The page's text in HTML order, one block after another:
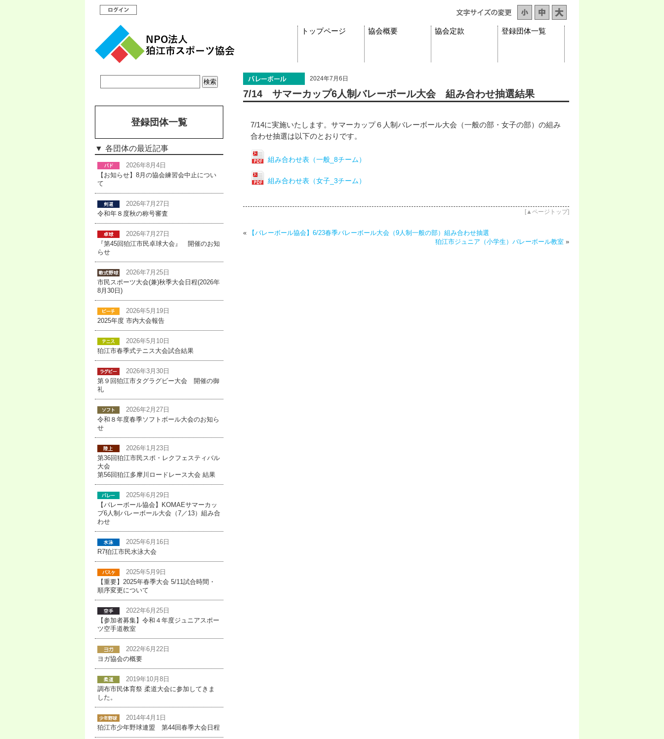
トップページ 協会概要 協会定款 登録団体一覧
2024年7月6日
7/14 サマーカップ6人制バレーボール大会 組み合わせ抽選結果
7/14に実施いたします。サマーカップ６人制バレーボール大会（一般の部・女子の部）の組み
合わせ抽選は以下のとおりです。
組み合わせ表（一般_8チーム）
組み合わせ表（女子_3チーム）
[▲ページトップ]
«
【バレーボール協会】6/23春季バレーボール大会（9人制一般の部）組み合わせ抽選
狛江市ジュニア（小学生）バレーボール教室 »
登録団体一覧
各団体の最近記事
2026年8月4日
【お知らせ】8月の協会練習会中止につい
て
2026年7月27日
令和年８度秋の称号審査
2026年7月27日
『第45回狛江市民卓球大会』 開催のお知
らせ
2026年7月25日
市民スポーツ大会(兼)秋季大会日程(2026年
8月30日)
2026年5月19日
2025年度 市内大会報告
2026年5月10日
狛江市春季式テニス大会試合結果
2026年3月30日
第９回狛江市タグラグビー大会 開催の御
礼
2026年2月27日
令和８年度春季ソフトボール大会のお知ら
せ
2026年1月23日
第36回狛江市民スポ・レクフェスティバル
大会
第56回狛江多摩川ロードレース大会 結果
2025年6月29日
【バレーボール協会】KOMAEサマーカッ
プ6人制バレーボール大会（7／13）組み合
わせ
2025年6月16日
R7狛江市民水泳大会
2025年5月9日
【重要】2025年春季大会 5/11試合時間・
順序変更について
2022年6月25日
【参加者募集】令和４年度ジュニアスポー
ツ空手道教室
2022年6月22日
ヨガ協会の概要
2019年10月8日
調布市民体育祭 柔道大会に参加してきま
した。
2014年4月1日
狛江市少年野球連盟 第44回春季大会日程